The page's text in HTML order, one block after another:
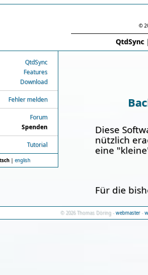
©
QtdSync
Diese
nützlich
eine
Für die
QtdSync
Features
Download
Fehler melden
Forum
Spenden
Tutorial
| english
© 2026 Thomas Döring - webmaster -